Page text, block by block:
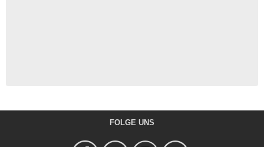
FOLGE UNS